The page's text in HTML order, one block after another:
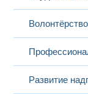
Развитие